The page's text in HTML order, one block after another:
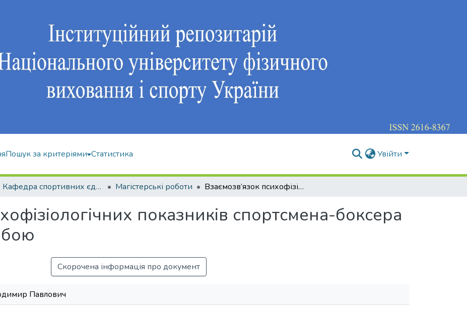
Пошук за критеріями Статистика Увійти
Кафедра спортивних єдиноборств та силових видів спорту Магістерські роботи Взаємозв’язок психофізіологічних показників спортсмена-боксера зі стилем ведення бою
показників спортсмена-боксера
бою
Скорочена інформація про документ
Павлович